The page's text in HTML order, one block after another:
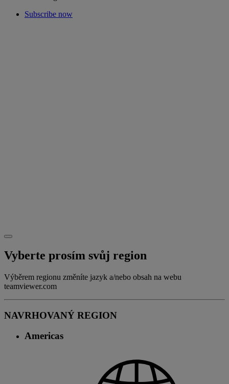
Subscribe now
Vyberte prosím svůj region
Výběrem regionu změníte jazyk a/nebo obsah na webu
teamviewer.com
NAVRHOVANÝ REGION
Americas